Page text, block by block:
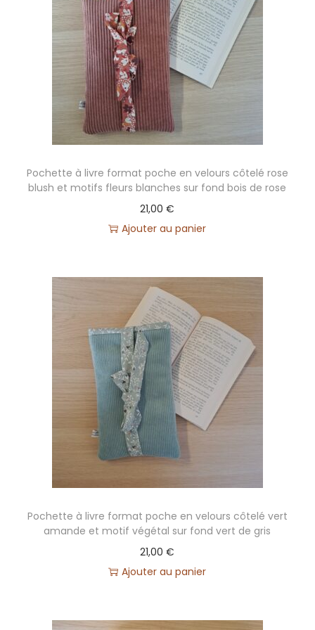
Pochette à livre format poche en velours côtelé rose
blush et motifs fleurs blanches sur fond bois de rose
21,00€
Ajouter au panier
Pochette à livre format poche en velours côtelé vert
amande et motif végétal sur fond vert de gris
21,00€
Ajouter au panier